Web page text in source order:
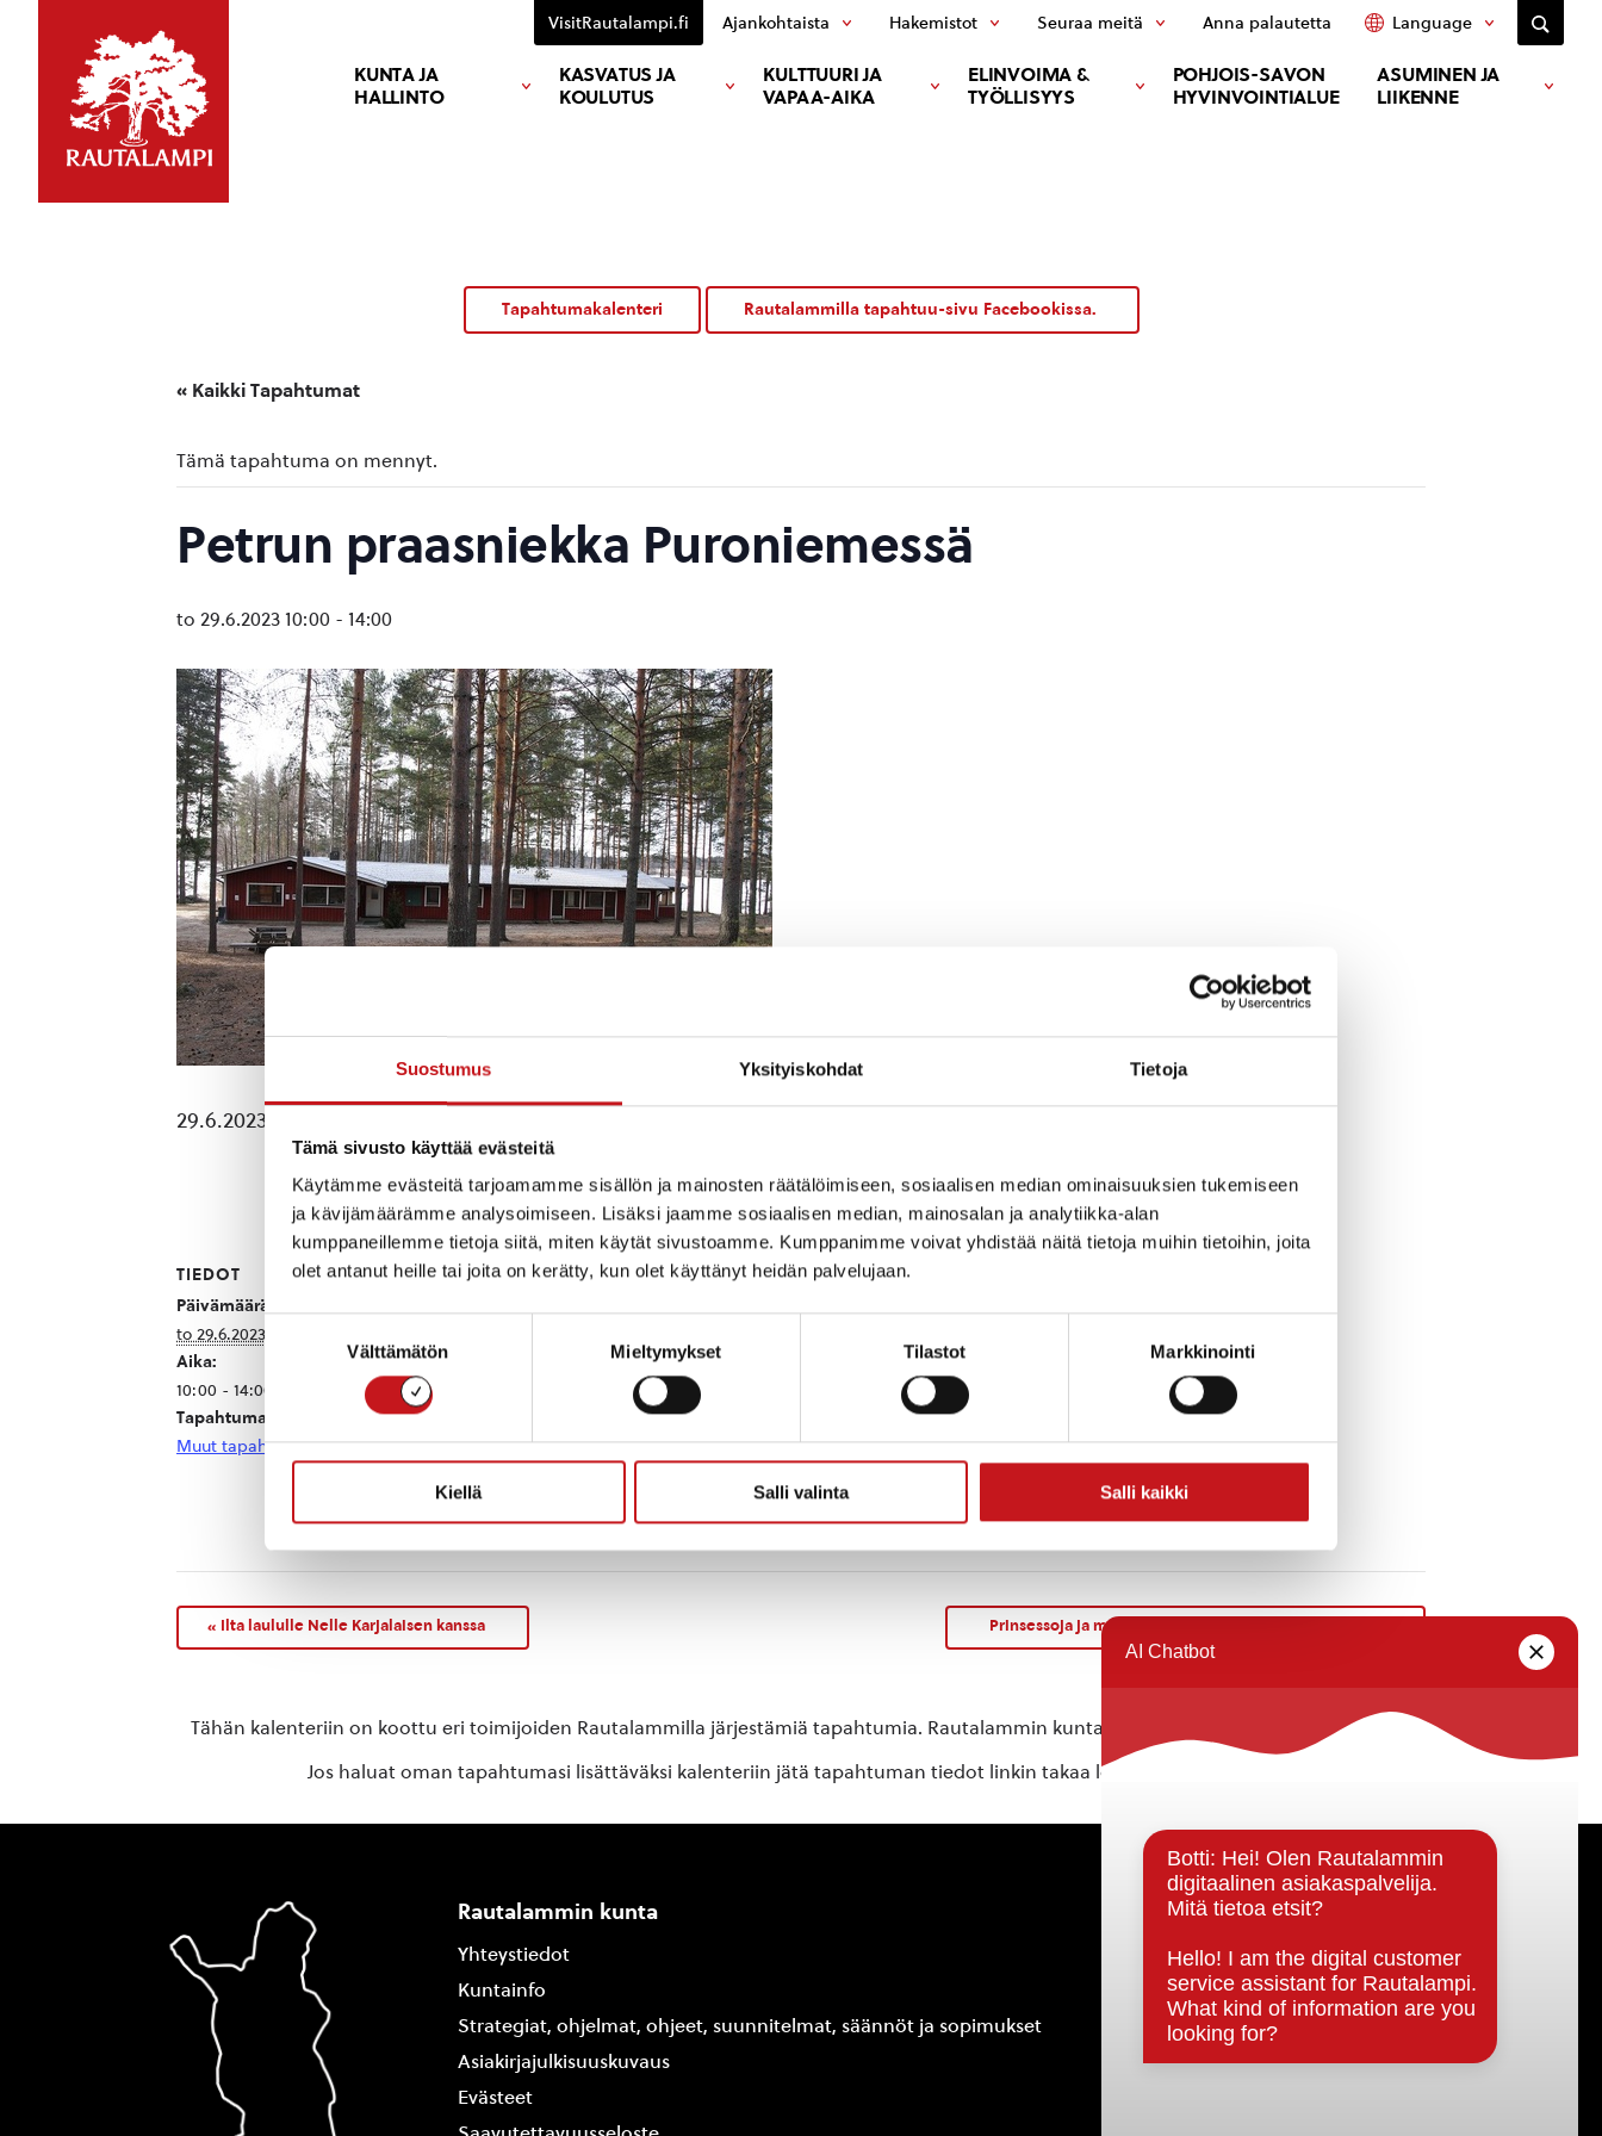
Suostumus Yksityiskohdat Tietoja
Tämä sivusto käyttää evästeitä
Käytämme evästeitä tarjoamamme sisällön ja mainosten räätälöimiseen, sosiaalisen median ominaisuuksien tukemiseen
ja kävijämäärämme analysoimiseen. Lisäksi jaamme sosiaalisen median, mainosalan ja analytiikka-alan
kumppaneillemme tietoja siitä, miten käytät sivustoamme. Kumppanimme voivat yhdistää näitä tietoja muihin tietoihin, joita
olet antanut heille tai joita on kerätty, kun olet käyttänyt heidän palvelujaan.
Suostumuksen
Välttämätön Mieltymykset Tilastot Markkinointi
Kiellä Salli valinta Salli kaikki
KUNTA JA
HALLINTO
KASVATUS JA
KOULUTUS
KULTTUURI JA
VAPAA-AIKA
ELINVOIMA &
TYÖLLISYYS
POHJOIS-SAVON
HYVINVOINTIALUE
ASUMINEN JA
LIIKENNE
VisitRautalampi.fi Ajankohtaista Hakemistot Seuraa meitä Anna palautetta Language
Tapahtumakalenteri Rautalammilla tapahtuu-sivu Facebookissa.
« Kaikki Tapahtumat
Tämä tapahtuma on mennyt.
Petrun praasniekka Puroniemessä
to 29.6.2023 10:00 - 14:00
29.6.2023 klo 10 liturgia, vedenpyhitys, yhteinen ruokailu ja pientä ohjelmaa
TIEDOT
Päivämäärä:
to 29.6.2023
Aika:
10:00 - 14:00
Tapahtumaluokka:
Muut tapahtumat
TAPAHTUMAPAIKKA
Rautalampi
77700
Map
« Ilta laululle Nelle Karjalaisen kanssa Prinsessoja ja merirosvoja – satutuokio 4-9-vuotiaille
Tähän kalenteriin on koottu eri toimijoiden Rautalammilla järjestämiä tapahtumia. Rautalammin kunta ei vastaa tietojen oikeellisuudesta.
Jos haluat oman tapahtumasi lisättäväksi kalenteriin jätä tapahtuman tiedot linkin takaa löytyvällä
Rautalammin kunta
Yhteystiedot
Kuntainfo
Strategiat, ohjelmat, ohjeet, suunnitelmat, säännöt ja sopimukset
Asiakirjajulkisuuskuvaus
Evästeet
Päätöksenteko ja lähidemokratia
Päätökset, esityslistat & pöytäkirjat
Hallinto
Kunnanhallitus
Kunnanvaltuusto